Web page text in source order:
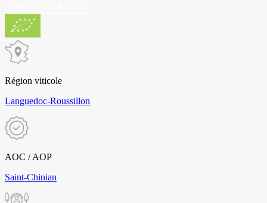
Région viticole
Languedoc-Roussillon
AOC / AOP
Saint-Chinian